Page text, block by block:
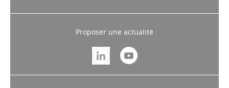
Proposer une actualité